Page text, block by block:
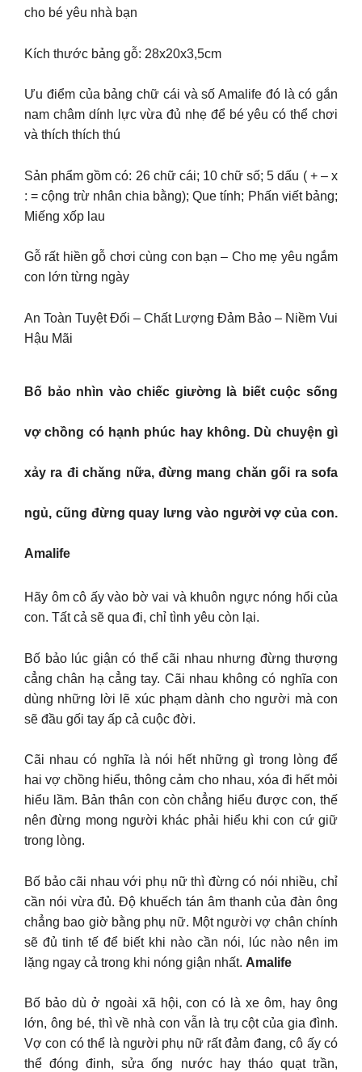
cho bé yêu nhà bạn
Kích thước bảng gỗ: 28x20x3,5cm
Ưu điểm của bảng chữ cái và số Amalife đó là có gắn
nam châm dính lực vừa đủ nhẹ để bé yêu có thể chơi
và thích thích thú
Sản phẩm gồm có: 26 chữ cái; 10 chữ số; 5 dấu ( + – x
: = cộng trừ nhân chia bằng); Que tính; Phấn viết bảng;
Miếng xốp lau
Gỗ rất hiền gỗ chơi cùng con bạn – Cho mẹ yêu ngắm
con lớn từng ngày
An Toàn Tuyệt Đối – Chất Lượng Đảm Bảo – Niềm Vui
Hậu Mãi
Bố bảo nhìn vào chiếc giường là biết cuộc sống
vợ chồng có hạnh phúc hay không. Dù chuyện gì
xảy ra đi chăng nữa, đừng mang chăn gối ra sofa
ngủ, cũng đừng quay lưng vào người vợ của con.
Amalife
Hãy ôm cô ấy vào bờ vai và khuôn ngực nóng hổi của
con. Tất cả sẽ qua đi, chỉ tình yêu còn lại.
Bố bảo lúc giận có thể cãi nhau nhưng đừng thượng
cẳng chân hạ cẳng tay. Cãi nhau không có nghĩa con
dùng những lời lẽ xúc phạm dành cho người mà con
sẽ đầu gối tay ấp cả cuộc đời.
Cãi nhau có nghĩa là nói hết những gì trong lòng để
hai vợ chồng hiểu, thông cảm cho nhau, xóa đi hết mỏi
hiểu lầm. Bản thân con còn chẳng hiểu được con, thế
nên đừng mong người khác phải hiểu khi con cứ giữ
trong lòng.
Bố bảo cãi nhau với phụ nữ thì đừng có nói nhiều, chỉ
cần nói vừa đủ. Độ khuếch tán âm thanh của đàn ông
chẳng bao giờ bằng phụ nữ. Một người vợ chân chính
sẽ đủ tinh tế để biết khi nào cần nói, lúc nào nên im
lặng ngay cả trong khi nóng giận nhất. Amalife
Bố bảo dù ở ngoài xã hội, con có là xe ôm, hay ông
lớn, ông bé, thì về nhà con vẫn là trụ cột của gia đình.
Vợ con có thể là người phụ nữ rất đảm đang, cô ấy có
thể đóng đinh, sửa ống nước hay tháo quạt trần,